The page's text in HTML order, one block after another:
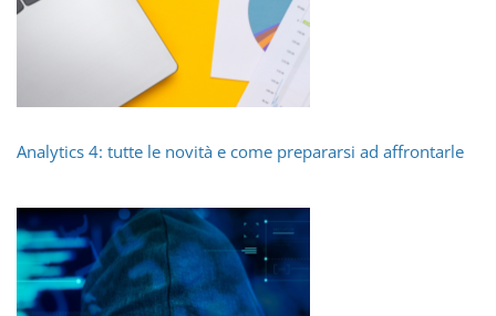
Analytics 4: tutte le novità e come prepararsi ad affrontarle